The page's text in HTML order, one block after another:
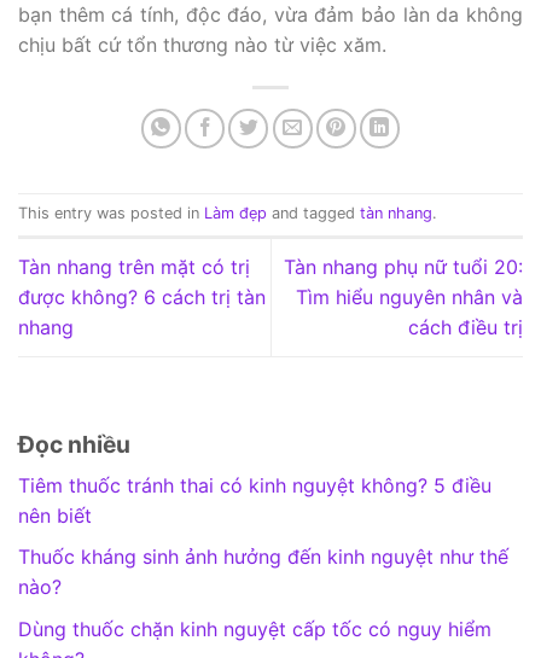
bạn thêm cá tính, độc đáo, vừa đảm bảo làn da không
chịu bất cứ tổn thương nào từ việc xăm.
This entry was posted in Làm đẹp and tagged tàn nhang.
Tàn nhang trên mặt có trị
được không? 6 cách trị tàn
nhang
Tàn nhang phụ nữ tuổi 20:
Tìm hiểu nguyên nhân và
cách điều trị
Đọc nhiều
Tiêm thuốc tránh thai có kinh nguyệt không? 5 điều
nên biết
Thuốc kháng sinh ảnh hưởng đến kinh nguyệt như thế
nào?
Dùng thuốc chặn kinh nguyệt cấp tốc có nguy hiểm